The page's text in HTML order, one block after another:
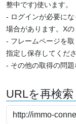
整中です)使います。
- ログインが必要に
場合があります。Xの
- フレームページを
指定し保存してくだ
- その他の取得の問題
URLを再検索